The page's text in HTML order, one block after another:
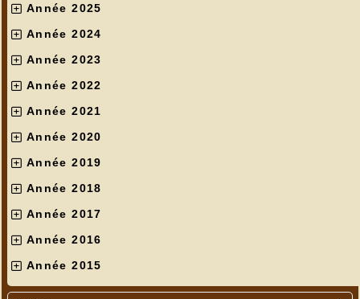
Année 2025
Année 2024
Année 2023
Année 2022
Année 2021
Année 2020
Année 2019
Année 2018
Année 2017
Année 2016
Année 2015